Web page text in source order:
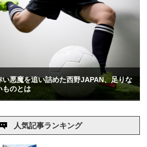
い悪魔を追い詰めた西野JAPAN、足りな
ものとは
人気記事ランキング